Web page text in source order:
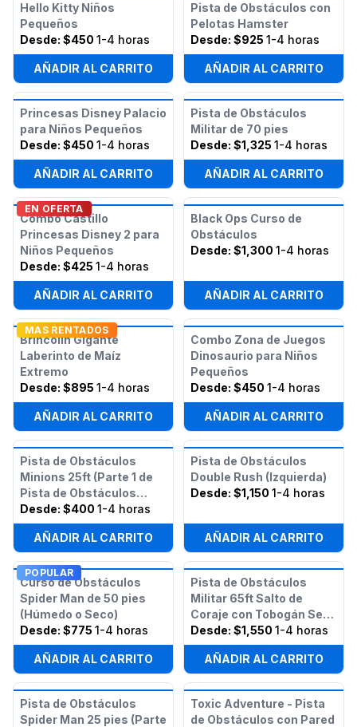
Hello Kitty Niños
Pequeños
Desde: $450 1-4 horas
AÑADIR AL CARRITO
Pista de Obstáculos con
Pelotas Hamster
Desde: $925 1-4 horas
AÑADIR AL CARRITO
Princesas Disney Palacio
para Niños Pequeños
Desde: $450 1-4 horas
AÑADIR AL CARRITO
Pista de Obstáculos
Militar de 70 pies
Desde: $1,325 1-4 horas
AÑADIR AL CARRITO
EN OFERTA
Combo Castillo
Princesas Disney 2 para
Niños Pequeños
Desde: $425 1-4 horas
AÑADIR AL CARRITO
Black Ops Curso de
Obstáculos
Desde: $1,300 1-4 horas
AÑADIR AL CARRITO
MAS RENTADOS
Brincolín Gigante
Laberinto de Maíz
Extremo
Desde: $895 1-4 horas
AÑADIR AL CARRITO
Combo Zona de Juegos
Dinosaurio para Niños
Pequeños
Desde: $450 1-4 horas
AÑADIR AL CARRITO
Pista de Obstáculos
Minions 25ft (Parte 1 de
Pista de Obstáculos
Minions 50ft)
Desde: $400 1-4 horas
AÑADIR AL CARRITO
Pista de Obstáculos
Double Rush (Izquierda)
Desde: $1,150 1-4 horas
AÑADIR AL CARRITO
POPULAR
Curso de Obstáculos
Spider Man de 50 pies
(Húmedo o Seco)
Desde: $775 1-4 horas
AÑADIR AL CARRITO
Pista de Obstáculos
Militar 65ft Salto de
Coraje con Tobogán Seco
Doble
Desde: $1,550 1-4 horas
AÑADIR AL CARRITO
Pista de Obstáculos
Spider Man 25 pies (Parte
Toxic Adventure - Pista
de Obstáculos con Pared